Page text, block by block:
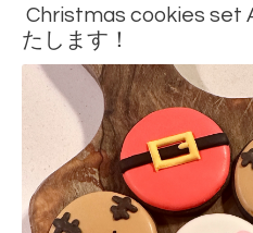
Christmas cookies set
たします！